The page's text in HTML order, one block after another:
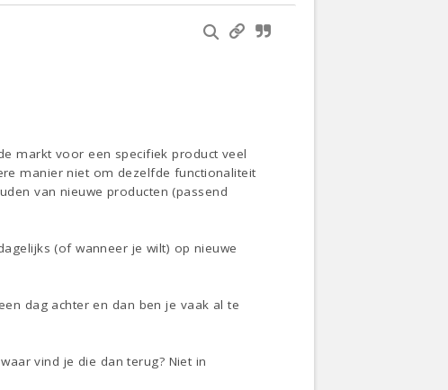
markt voor een specifiek product veel
manier niet om dezelfde functionaliteit
van nieuwe producten (passend
(of wanneer je wilt) op nieuwe
dag achter en dan ben je vaak al te
vind je die dan terug? Niet in